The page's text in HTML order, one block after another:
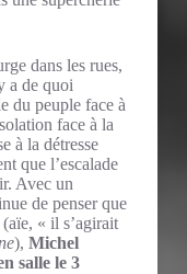
dans les rues,
a de quoi
du peuple face à
face à la
à la détresse
que l’escalade
Avec un
de penser que
« il s’agirait
), Michel
salle le 3